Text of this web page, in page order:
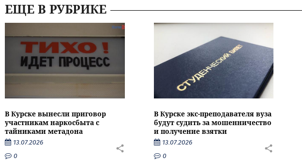
ЕЩЕ В РУБРИКЕ
В Курске вынесли приговор
участникам наркосбыта с
тайниками метадона
13.07.2026
0
В Курске экс-преподавателя вуза
будут судить за мошенничество
и получение взятки
13.07.2026
0